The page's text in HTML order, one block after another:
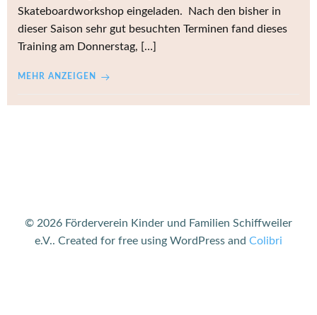
Skateboardworkshop eingeladen. Nach den bisher in
dieser Saison sehr gut besuchten Terminen fand dieses
Training am Donnerstag, […]
MEHR ANZEIGEN
© 2026 Förderverein Kinder und Familien Schiffweiler
e.V.. Created for free using WordPress and Colibri